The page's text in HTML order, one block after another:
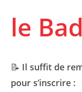
le
📝 Il suffit de
pour s’inscrire :